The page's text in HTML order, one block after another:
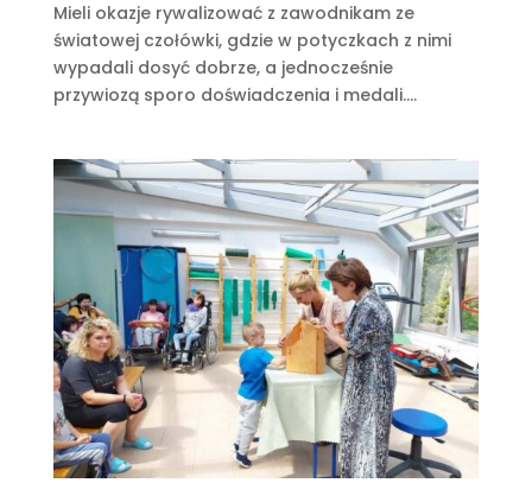
Mieli okazje rywalizować z zawodnikam ze
światowej czołówki, gdzie w potyczkach z nimi
wypadali dosyć dobrze, a jednocześnie
przywiozą sporo doświadczenia i medali....